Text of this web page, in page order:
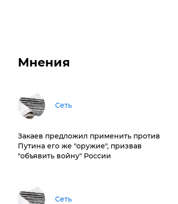
Мнения
Сеть
Закаев предложил применить против
Путина его же "оружие", призвав
"объявить войну" России
Сеть